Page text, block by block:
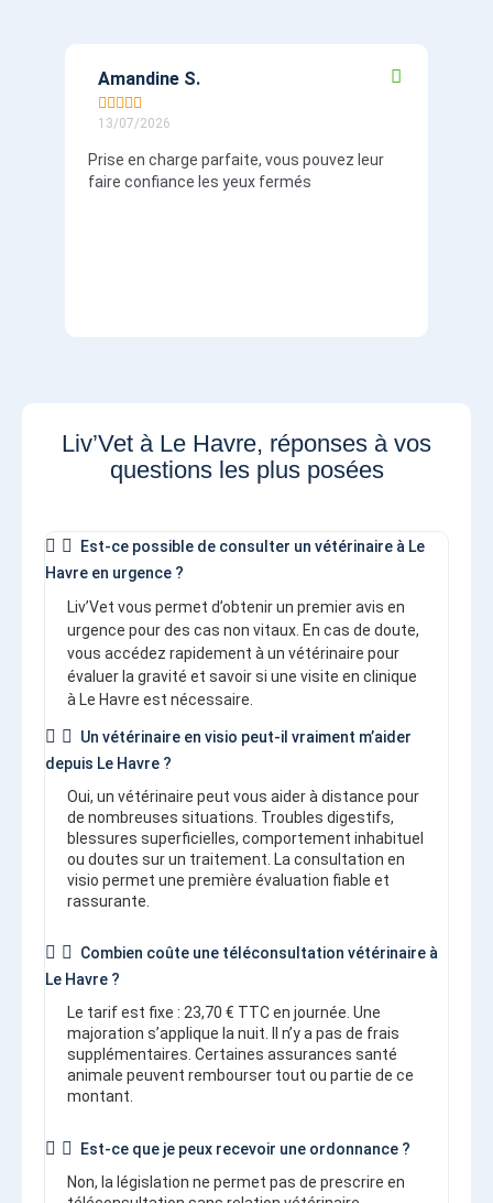
Amandine S.
    
13/07/2026
Prise en charge parfaite, vous pouvez leur
faire confiance les yeux fermés
Liv’Vet à Le Havre, réponses à vos
questions les plus posées
Est-ce possible de consulter un vétérinaire à Le
Havre en urgence ?
Liv’Vet vous permet d’obtenir un premier avis en
urgence pour des cas non vitaux. En cas de doute,
vous accédez rapidement à un vétérinaire pour
évaluer la gravité et savoir si une visite en clinique
à Le Havre est nécessaire.
Un vétérinaire en visio peut-il vraiment m’aider
depuis Le Havre ?
Oui, un vétérinaire peut vous aider à distance pour
de nombreuses situations. Troubles digestifs,
blessures superficielles, comportement inhabituel
ou doutes sur un traitement. La consultation en
visio permet une première évaluation fiable et
rassurante.
Combien coûte une téléconsultation vétérinaire à
Le Havre ?
Le tarif est fixe : 23,70 € TTC en journée. Une
majoration s’applique la nuit. Il n’y a pas de frais
supplémentaires. Certaines assurances santé
animale peuvent rembourser tout ou partie de ce
montant.
Est-ce que je peux recevoir une ordonnance ?
Non, la législation ne permet pas de prescrire en